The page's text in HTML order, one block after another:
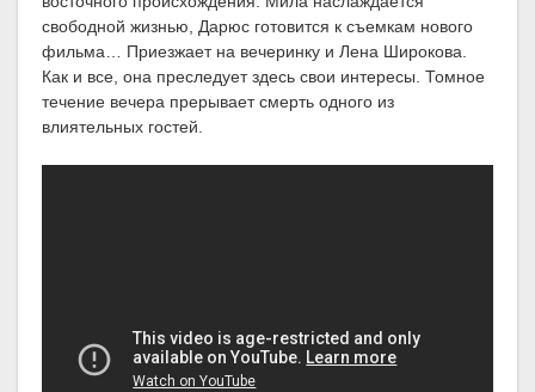
свободной жизнью, Дарюс готовится к съемкам нового
фильма… Приезжает на вечеринку и Лена Широкова.
Как и все, она преследует здесь свои интересы. Томное
течение вечера прерывает смерть одного из
влиятельных гостей.